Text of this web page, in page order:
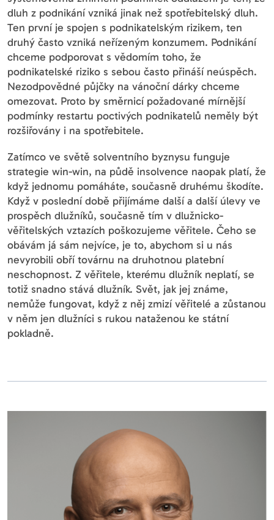
dluh z podnikání vzniká jinak než spotřebitelský dluh.
Ten první je spojen s podnikatelským rizikem, ten
druhý často vzniká neřízeným konzumem. Podnikání
chceme podporovat s vědomím toho, že
podnikatelské riziko s sebou často přináší neúspěch.
Nezodpovědné půjčky na vánoční dárky chceme
omezovat. Proto by směrnicí požadované mírnější
podmínky restartu poctivých podnikatelů neměly být
rozšiřovány i na spotřebitele.
Zatímco ve světě solventního byznysu funguje
strategie win-win, na půdě insolvence naopak platí, že
když jednomu pomáháte, současně druhému škodíte.
Když v poslední době přijímáme další a další úlevy ve
prospěch dlužníků, současně tím v dlužnicko-
věřitelských vztazích poškozujeme věřitele. Čeho se
obávám já sám nejvíce, je to, abychom si u nás
nevyrobili obří továrnu na druhotnou platební
neschopnost. Z věřitele, kterému dlužník neplatí, se
totiž snadno stává dlužník. Svět, jak jej známe,
nemůže fungovat, když z něj zmizí věřitelé a zůstanou
v něm jen dlužníci s rukou nataženou ke státní
pokladně.